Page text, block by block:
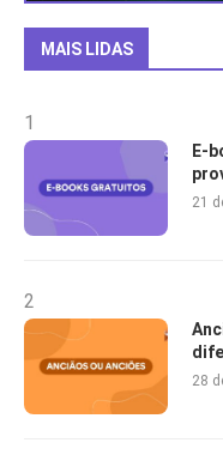
MAIS LIDAS
1
E-
21
2
28